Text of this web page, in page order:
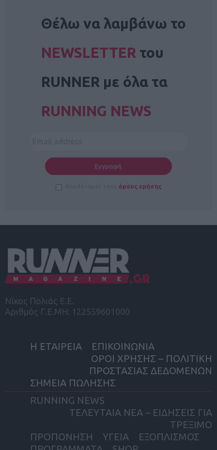
Θέλω να λαμβάνω το
NEWSLETTER του
RUNNER με όλα τα
RUNNING NEWS
όρους χρήσης
Νίκος Πολιάς Ε.Ε.
Αριθμός Γ.Ε.ΜΗ: 122559601000
Η ΕΤΑΙΡΕΙΑ
ΕΠΙΚΟΙΝΩΝΙΑ
ΟΡΟΙ ΧΡΗΣΗΣ – ΠΟΛΙΤΙΚΗ
ΠΡΟΣΤΑΣΙΑΣ ΔΕΔΟΜΕΝΩΝ
ΣΗΜΕΙΑ ΠΩΛΗΣΗΣ
RUNNING NEWS
ΤΕΛΕΥΤΑΙΑ ΝΕΑ – ΕΙΔΗΣΕΙΣ ΓΙΑ
ΤΡΕΞΙΜΟ
ΠΡΟΠΟΝΗΣΗ
ΥΓΕΙΑ
ΕΞΟΠΛΙΣΜΟΣ